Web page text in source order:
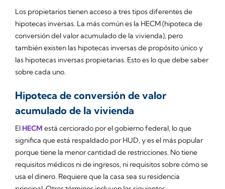
Los propietarios tienen acceso a tres tipos diferentes de
hipotecas inversas. La más común es la HECM (hipoteca de
conversión del valor acumulado de la vivienda), pero
también existen las hipotecas inversas de propósito único y
las hipotecas inversas propietarias. Esto es lo que debe saber
sobre cada uno.
Hipoteca de conversión de valor
acumulado de la vivienda
ElHECM está cerciorado por el gobierno federal, lo que
significa que está respaldado por HUD, y es el más popular
porque tiene la menor cantidad de restricciones. No tiene
requisitos médicos ni de ingresos, ni requisitos sobre cómo se
usa el dinero. Requiere que la casa sea su residencia